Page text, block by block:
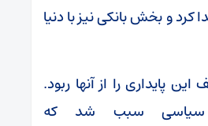
کرد و بخش بانکی نیز با دنیا
پایداری را از آنها ربود.
سیاسی سبب شد که